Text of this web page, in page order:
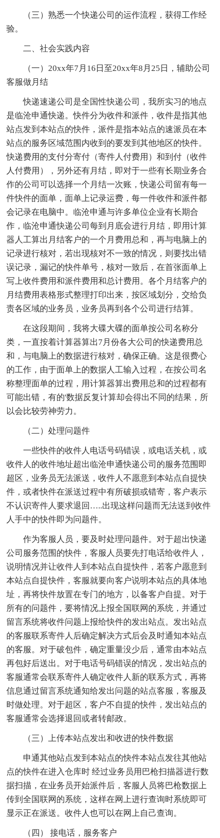
（三）熟悉一个快递公司的运作流程，获得工作经
验。
二、社会实践内容
（一）20xx年7月16日至20xx年8月25日，辅助公司
客服做月结
快递速递公司是全国性快递公司，我所实习的地点
是临沧申通快递。快件分为收件和派件，收件是指其他
站点发到本站点的快件，派件是指本站点的速派员在本
站点的服务区域范围内收到的要发到其他地区的快件。
快递费用的支付分寄付（寄件人付费用）和到付（收件
人付费用），另外还有月结，即对于一些有长期业务合
作的公司可以选择一个月结一次账，快递公司留有每一
件快件的面单，面单上记录运费，每一件收件和派件都
会记录在电脑中。临沧申通与许多单位企业有长期合
作，临沧申通快递公司每到月底会进行月结，即用计算
器人工算出月结客户的一个月费用总和，再与电脑上的
记录进行核对，若出现核对不一致的情况，则要找出错
误记录，漏记的快件单号，核对一致后，在首张面单上
写上收件费用和派件费用和总计费用。各个月结客户的
月结费用表格形式整理打印出来，按区域划分，交给负
责各区域的业务员，业务员再到各个公司进行结算。
在这段期间，我将大碟大碟的面单按公司名称分
类，一直按着计算器算出7月份各大公司的快递费用总
和，与电脑上的数据进行核对，确保正确。这是很费心
的工作，由于面单上的数据人工输入过程，在按公司名
称整理面单的过程，用计算器算出费用总和的过程都有
可能出错，有的'数据反复计算却会得出不同的结果，所
以会比较劳神劳力。
（二）处理问题件
一些快件的收件人电话号码错误，或电话关机，或
收件人的收件地址超出临沧申通快递公司的服务范围即
超区，业务员无法派送，收件人不愿意到本站点自提快
件，或者快件在派送过程中有所破损或错寄，客户表示
不认识寄件人要求退回…..出现这样问题而无法送到收件
人手中的快件即为问题件。
作为客服人员，要及时处理问题件。对于超出快递
公司服务范围的快件，客服人员要先打电话给收件人，
说明情况并让收件人到本站点自提快件，若客户愿意到
本站点自提快件，客服就要向客户说明本站点的具体地
址，再将快件放置在专门的地方，以备客户自提。对于
所有的问题件，要将情况上报全国联网的系统，并通过
留言系统将收件问题上报给快件的发出站点。发出站点
的客服联系寄件人后确定解决方式后会及时通知本站点
的客服。对于破包件，确定重量没少后，通常由本站点
再包好后送出。对于电话号码错误的情况，发出站点的
客服通常会联系寄件人确定收件人新的联系方式，再将
信息通过留言系统通知给发出问题的站点客服，客服及
时做处理。对于超区，客户不自提的快件，发出站点的
客服通常会选择退回或者转邮政。
（三）上传本站点发出和收进的快件数据
申通其他站点发到本站点的快件本站点发往其他站
点的快件在进入仓库时 经过业务员用巴枪扫描器进行数
据扫描，在业务员开始派件后，客服人员将巴枪数据上
传到全国联网的系统，这样在网上进行查询时系统即可
显示正在派送。收件人也可以在网上自己查询。
（四） 接电话，服务客户